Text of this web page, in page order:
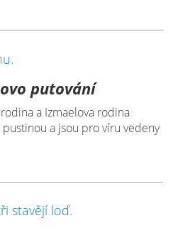
putování
a Izmaelova rodina
a jsou pro víru vedeny